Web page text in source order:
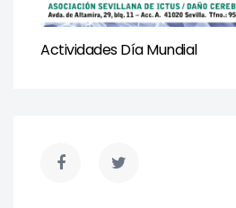
Actividades Día Mundial